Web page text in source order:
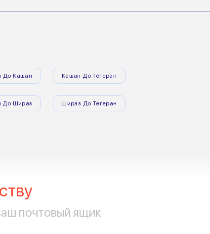
До Кашан Кашан До Тегеран
До Шираз Шираз До Тегеран
почтовый ящик